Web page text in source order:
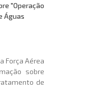
"Operação
Águas
Força Aérea
sobre
de